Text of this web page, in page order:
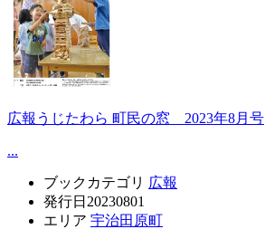
広報うじたわら 町民の窓 2023年8月号
...
ブックカテゴリ 広報
発行日 20230801
エリア 宇治田原町